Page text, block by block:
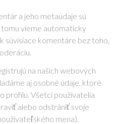
a jeho metaúdaje sú
vieme automaticky
súvisiace komentáre bez toho,
na našich webových
aj osobné údaje, ktoré
profilu. Všetci používatelia
alebo odstrániť svoje
mena).